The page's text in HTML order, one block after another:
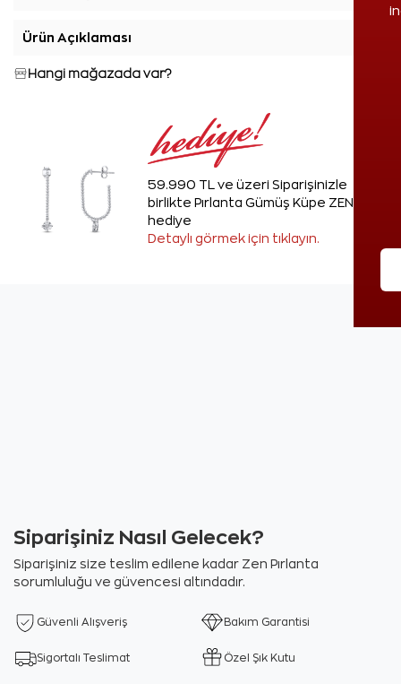
Ürün Açıklaması
Hangi mağazada var?
59.990 TL ve üzeri Siparişinizle
birlikte Pırlanta Gümüş Küpe ZEN'den
hediye
Detaylı görmek için tıklayın.
Siparişiniz Nasıl Gelecek?
Siparişiniz size teslim edilene kadar Zen Pırlanta
sorumluluğu ve güvencesi altındadır.
Güvenli Alışveriş Bakım Garantisi
Sigortalı Teslimat Özel Şık Kutu